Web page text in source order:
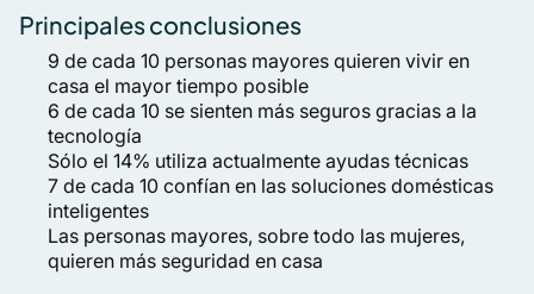
Principales conclusiones
9 de cada 10 personas mayores quieren vivir en
casa el mayor tiempo posible
6 de cada 10 se sienten más seguros gracias a la
tecnología
Sólo el 14% utiliza actualmente ayudas técnicas
7 de cada 10 confían en las soluciones domésticas
inteligentes
Las personas mayores, sobre todo las mujeres,
quieren más seguridad en casa